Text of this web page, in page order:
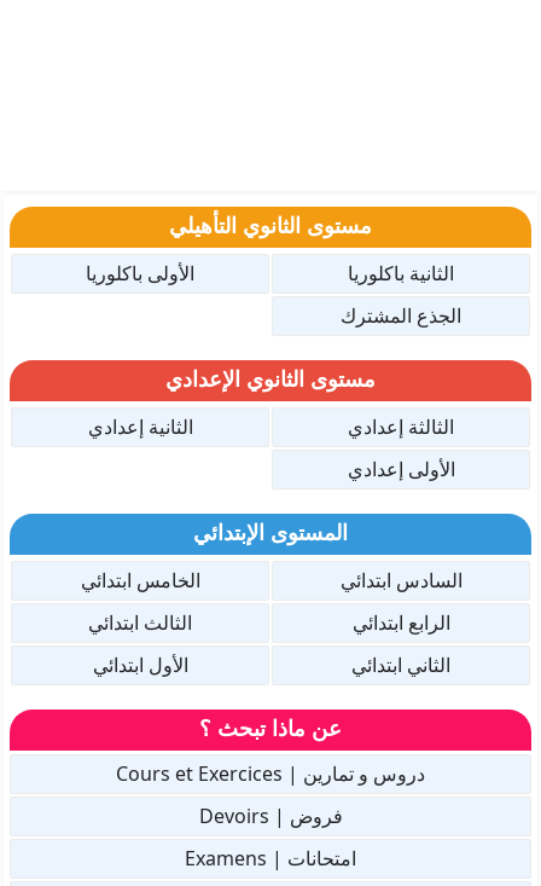
مستوى الثانوي التأهيلي
الثانية باكلوريا
الأولى باكلوريا
الجذع المشترك
مستوى الثانوي الإعدادي
الثالثة إعدادي
الثانية إعدادي
الأولى إعدادي
المستوى الإبتدائي
السادس ابتدائي
الخامس ابتدائي
الرابع ابتدائي
الثالث ابتدائي
الثاني ابتدائي
الأول ابتدائي
عن ماذا تبحث ؟
دروس و تمارين | Cours et Exercices
فروض | Devoirs
امتحانات | Examens